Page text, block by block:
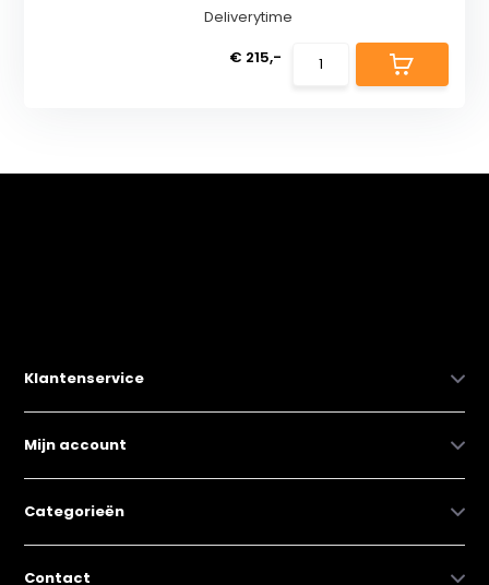
Deliverytime
€ 215,-
Klantenservice
Mijn account
Categorieën
Contact